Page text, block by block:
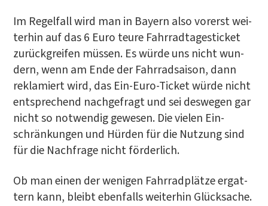
Im Regel­fall wird man in Bay­ern also vor­erst wei­
ter­hin auf das 6 Euro teu­re Fahr­rad­ta­ges­ti­cket
zurück­grei­fen müs­sen. Es wür­de uns nicht wun­
dern, wenn am Ende der Fahr­rad­sai­son, dann
rekla­miert wird, das Ein-Euro-Ticket wür­de nicht
ent­spre­chend nach­ge­fragt und sei des­we­gen gar
nicht so not­wen­dig gewe­sen. Die vie­len Ein­
schrän­kun­gen und Hür­den für die Nut­zung sind
für die Nach­fra­ge nicht förderlich.
Ob man einen der weni­gen Fahr­rad­plät­ze ergat­
tern kann, bleibt eben­falls wei­ter­hin Glücksache.